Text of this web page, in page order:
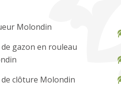
Molondin
de gazon en rouleau
de clôture Molondin